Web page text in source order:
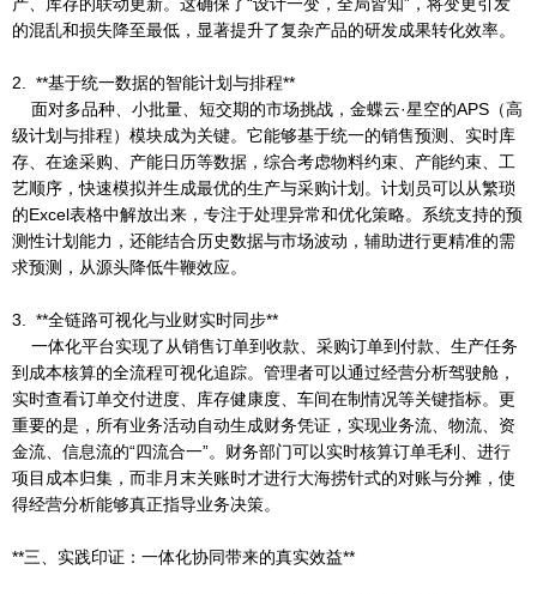
的混乱和损失降至最低，显著提升了复杂产品的研发成果转化效率。
2. **基于统一数据的智能计划与排程**
面对多品种、小批量、短交期的市场挑战，金蝶云·星空的APS（高
级计划与排程）模块成为关键。它能够基于统一的销售预测、实时库
存、在途采购、产能日历等数据，综合考虑物料约束、产能约束、工
艺顺序，快速模拟并生成最优的生产与采购计划。计划员可以从繁琐
的Excel表格中解放出来，专注于处理异常和优化策略。系统支持的预
测性计划能力，还能结合历史数据与市场波动，辅助进行更精准的需
求预测，从源头降低牛鞭效应。
3. **全链路可视化与业财实时同步**
一体化平台实现了从销售订单到收款、采购订单到付款、生产任务
到成本核算的全流程可视化追踪。管理者可以通过经营分析驾驶舱，
实时查看订单交付进度、库存健康度、车间在制情况等关键指标。更
重要的是，所有业务活动自动生成财务凭证，实现业务流、物流、资
金流、信息流的“四流合一”。财务部门可以实时核算订单毛利、进行
项目成本归集，而非月末关账时才进行大海捞针式的对账与分摊，使
得经营分析能够真正指导业务决策。
**三、实践印证：一体化协同带来的真实效益**